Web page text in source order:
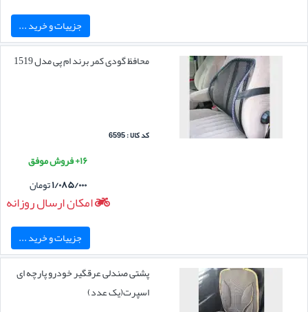
جزییات و خرید ...
محافظ گودی کمر برند ام پی مدل 1519
کد کالا : 6595
۱۶+ فروش موفق
۱/۰۸۵/۰۰۰تومان
امکان ارسال روزانه
جزییات و خرید ...
پشتی صندلی عرقگیر خودرو پارچه ای
اسپرت(یک عدد)